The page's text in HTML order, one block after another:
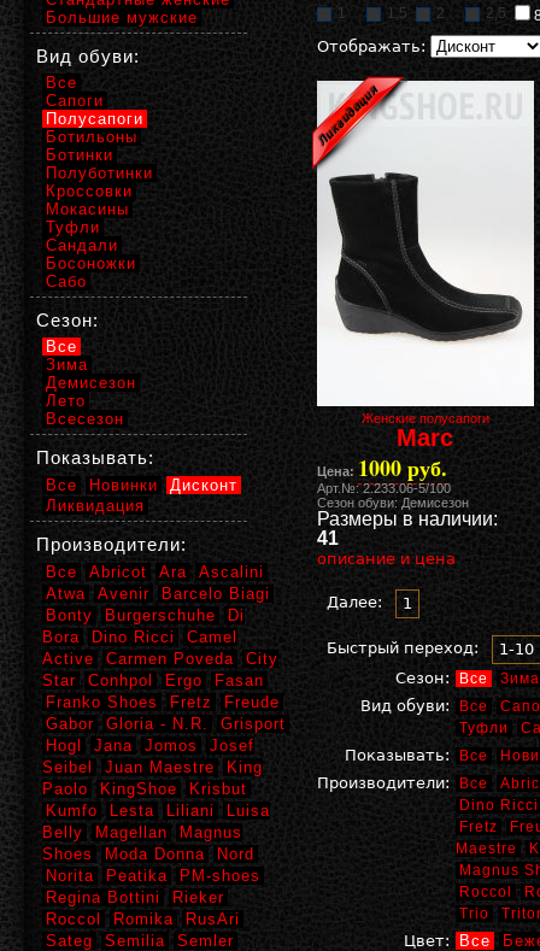
1
1,5 2 2,5
Отображать:
Женские полусапоги
Marc
Цена: 1000 руб.
Арт.№: 2.233.06-5/100
Сезон обуви: Демисезон
Размеры в наличии:
41
описание и цена
Далее: 1
Быстрый переход:
1-10
Сезон:
Все Зима
Вид обуви: Все
Туфли
Показывать: Все
Производители: Все
Dino Ricci
Fretz
Maestre
Magnus
Roccol
Trio
Цвет: Все
Большие мужские
Вид обуви:
Все
Сапоги
Полусапоги
Ботильоны
Ботинки
Полуботинки
Кроссовки
Мокасины
Туфли
Сандали
Босоножки
Сабо
Сезон:
Все
Зима
Демисезон
Лето
Всесезон
Показывать:
Все Новинки
Дисконт
Ликвидация
Производители:
Все Abricot Ara
Ascalini
Atwa
Avenir
Barcelo Biagi
Bonty
Burgerschuhe
Di
Bora
Dino Ricci
Camel
Active
Carmen Poveda
City
Star
Conhpol Ergo
Fasan
Franko Shoes
Fretz
Freude
Gabor
Gloria - N.R.
Grisport
Hogl
Jana Jomos
Josef
Seibel
Juan Maestre
King
Paolo
KingShoe
Krisbut
Kumfo
Lesta Liliani
Luisa
Belly
Magellan
Magnus
Shoes
Moda Donna
Nord
Norita
Peatika
PM-shoes
Regina Bottini
Rieker
Roccol
Romika
RusAri
Sateg
Semilia
Semler